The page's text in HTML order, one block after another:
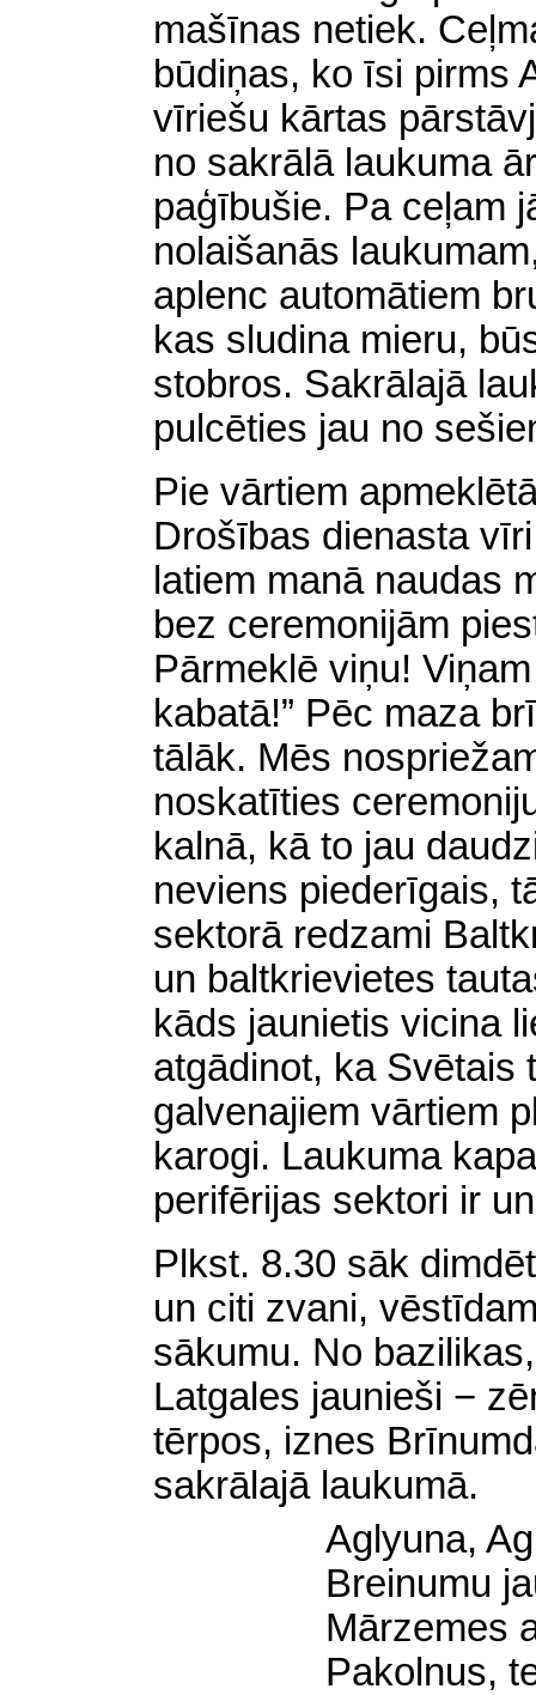
mašīnas netiek.
būdiņas, ko īsi pirms
vīriešu kārtas
no sakrālā laukuma
paģībušie. Pa ceļam
nolaišanās
aplenc automātiem
kas sludina mieru,
stobros. Sakrālajā
pulcēties jau no
Pie vārtiem
Drošības dienasta
latiem manā naudas
bez ceremonijām
Pārmeklē viņu!
kabatā!” Pēc maza
tālāk. Mēs
noskatīties
kalnā, kā to jau
neviens piederīgais,
sektorā redzami
un baltkrievietes
kāds jaunietis vicina
atgādinot, ka Svētais
galvenajiem vārtiem
karogi. Laukuma
perifērijas sektori ir
Plkst. 8.30 sāk
un citi zvani,
sākumu. No
Latgales jaunieši −
tērpos, iznes
sakrālajā laukumā.
Aglyuna,
Breinumu
Mārzemes
Pakolnus,